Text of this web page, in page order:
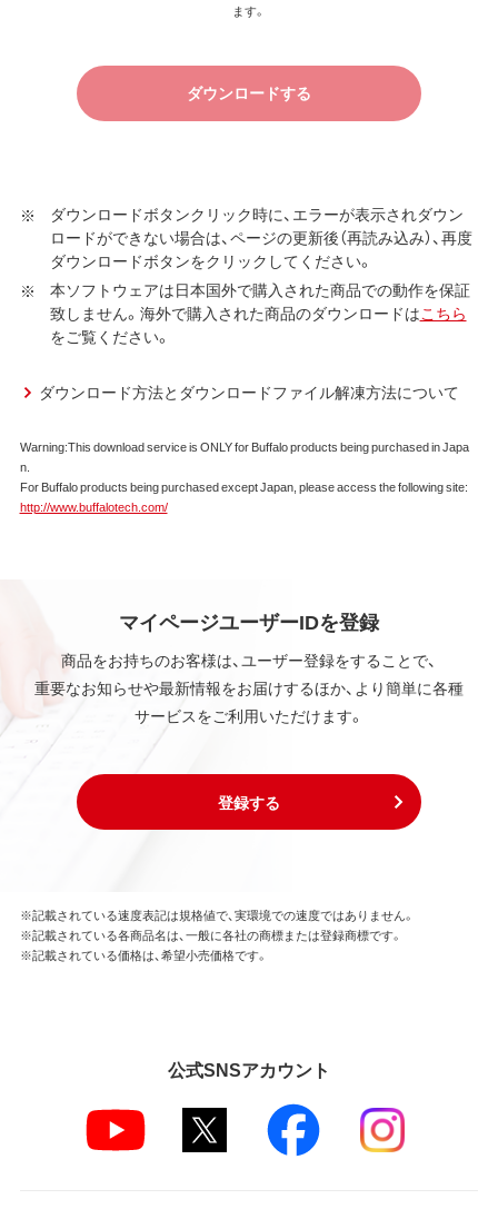
ンロードソフトウェア使用許諾契約（以下、本契約といいま
ます）について弊社が保証契約に基づく修理を実施する際
の条件である保証契約約款、およびそれに含まれるソフト
ウェア（以下、添付ソフトウェアといいます）の使用許諾契
ア（ユーティリティ・ファームウェア・ドライバなど）を含み
以下、本ソフトウェアといいます）の使用を許諾いたしま
す。
第1条 使用許諾
弊社は、本契約に規定する条件で、本ソフトウェアの
本ソフトウェアは、著作権法その他の無体財産権に関
本ソフトウェアは、本契約に規定される条件のもとで
使用許諾するものであり、販売されるものではなく、
削除してはならないものとします。
第3条 使用制限
本ソフトウェアの用途は、購入商品またはその添付ソ
フトウェアとともに使用することのみとします。
り、逆アセンブル、逆コンパイル、リバースエンジニア
リング、その他の修正を本ソフトウェアに加えること
はできません。
第4条 保証
弊社は、データの消失、業務の中断、逸失利益、精神的
損害等を含め、本ソフトウェアの使用または使用不能
に起因する直接的、間接的、特別、偶発的、結果的、そ
の他いかなる損害にも、一切の責任を負いません。
ます。
ダウンロードする
ダウンロードボタンクリック時に、エラーが表示されダウン
ロードができない場合は、ページの更新後（再読み込み）、再度
ダウンロードボタンをクリックしてください。
本ソフトウェアは日本国外で購入された商品での動作を保証
致しません。海外で購入された商品のダウンロードはこちら
をご覧ください。
ダウンロード方法とダウンロードファイル解凍方法について
Warning:This download service is ONLY for Buffalo products being purchased in Japa
n.
For Buffalo products being purchased except Japan, please access the following site:
http://www.buffalotech.com/
マイページユーザーIDを登録
商品をお持ちのお客様は、ユーザー登録をすることで、
重要なお知らせや最新情報をお届けするほか、より簡単に各種
サービスをご利用いただけます。
登録する
※記載されている速度表記は規格値で、実環境での速度ではありません。
※記載されている各商品名は、一般に各社の商標または登録商標です。
※記載されている価格は、希望小売価格です。
公式SNSアカウント